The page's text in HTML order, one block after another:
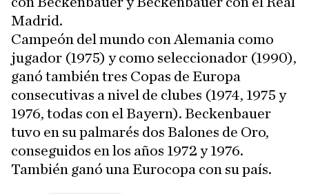
Madrid.
Campeón del mundo con Alemania como
jugador (1975) y como seleccionador (1990),
ganó también tres Copas de Europa
consecutivas a nivel de clubes (1974, 1975 y
1976, todas con el Bayern). Beckenbauer
tuvo en su palmarés dos Balones de Oro,
conseguidos en los años 1972 y 1976.
También ganó una Eurocopa con su país.